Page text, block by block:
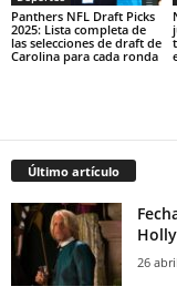
Panthers NFL Draft Picks
2025: Lista completa de
las selecciones de draft de
Carolina para cada ronda
Último artículo
26